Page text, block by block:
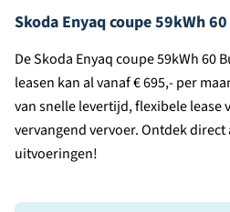
Skoda Enyaq coupe 59kWh
De Skoda Enyaq coupe 59kWh 60
leasen kan al vanaf € 695,- per
van snelle levertijd, flexibele
vervangend vervoer. Ontdek
uitvoeringen!